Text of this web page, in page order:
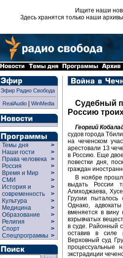
Ищите наши
Здесь хранятся только наши
Эфир Радио Свобода
RealAudio| WinMedia
Темы дня
>
Наши гости
>
Права человека >
Россия
>
Время и Мир
>
СМИ
>
История и
современность
>
>
Культура
>
Медицина
>
Образование
>
Религия
>
Спорт
>
Спецпрограммы >
Судебный
Россию
Георгий
судов города
на чеченском
арестовали 13
в Россию. Еще
повестки дня,
граждан
В ноябре
выдать России
Алиходжаева,
Грузии пыталось
Однако,
вменяется в вину
взрывчатых
в суде. Районный
оставив в силе
Верховный суд
процессуальные
экстрадиции